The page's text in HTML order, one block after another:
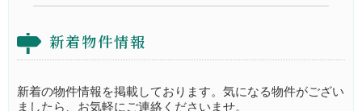
新着物件情報
新着の物件情報を掲載しております。気になる物件がござい
ましたら、お気軽にご連絡くださいませ。